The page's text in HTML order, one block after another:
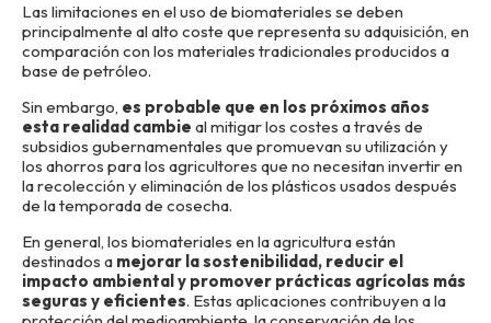
Las limitaciones en el uso de biomateriales se deben
principalmente al alto coste que representa su adquisición, en
comparación con los materiales tradicionales producidos a
base de petróleo.
Sin embargo, es probable que en los próximos años
esta realidad cambie al mitigar los costes a través de
subsidios gubernamentales que promuevan su utilización y
los ahorros para los agricultores que no necesitan invertir en
la recolección y eliminación de los plásticos usados ​​después
de la temporada de cosecha.
En general, los biomateriales en la agricultura están
destinados a mejorar la sostenibilidad, reducir el
impacto ambiental y promover prácticas agrícolas más
seguras y eficientes. Estas aplicaciones contribuyen a la